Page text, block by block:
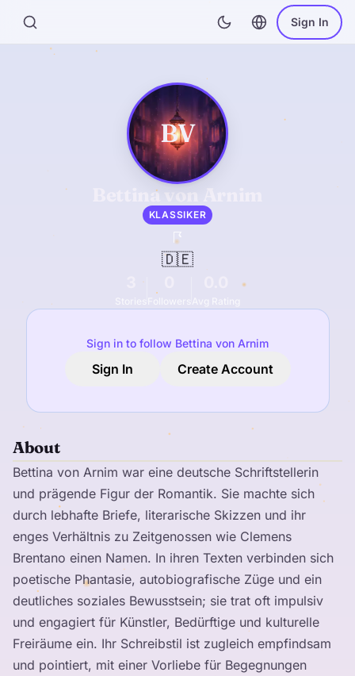
Sign In
BV
Bettina von Arnim
KLASSIKER
🇩🇪
Sign in to follow Bettina von Arnim
Sign In Create Account
About
Bettina von Arnim war eine deutsche Schriftstellerin
und prägende Figur der Romantik. Sie machte sich
durch lebhafte Briefe, literarische Skizzen und ihr
enges Verhältnis zu Zeitgenossen wie Clemens
Brentano einen Namen. In ihren Texten verbinden sich
poetische Phantasie, autobiografische Züge und ein
deutliches soziales Bewusstsein; sie trat oft impulsiv
und engagiert für Künstler, Bedürftige und kulturelle
Freiräume ein. Ihr Schreibstil ist zugleich empfindsam
und pointiert, mit einer Vorliebe für Begegnungen